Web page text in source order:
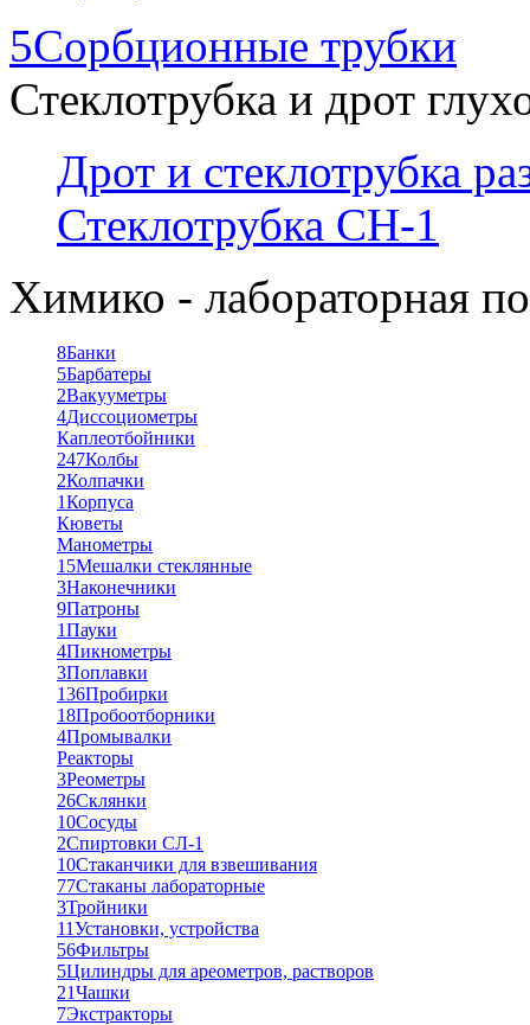
5Сорбционные трубки
Стеклотрубка и дрот
Дрот и стеклотрубка
Стеклотрубка СН-1
Химико - лабораторная
8Банки
5Барбатеры
2Вакууметры
4Диссоциометры
Каплеотбойники
247Колбы
2Колпачки
1Корпуса
Кюветы
Манометры
15Мешалки стеклянные
3Наконечники
9Патроны
1Пауки
4Пикнометры
3Поплавки
136Пробирки
18Пробоотборники
4Промывалки
Реакторы
3Реометры
26Склянки
10Сосуды
2Спиртовки СЛ-1
10Стаканчики для взвешивания
77Стаканы лабораторные
3Тройники
11Установки, устройства
56Фильтры
5Цилиндры для ареометров, растворов
21Чашки
7Экстракторы